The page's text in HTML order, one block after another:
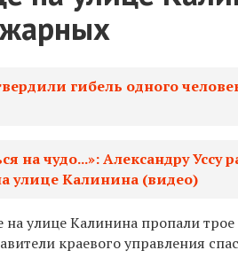
гибель одного
на чудо...»: Александру Уссу
улице Калинина (видео)
на улице Калинина пропали
краевого управления